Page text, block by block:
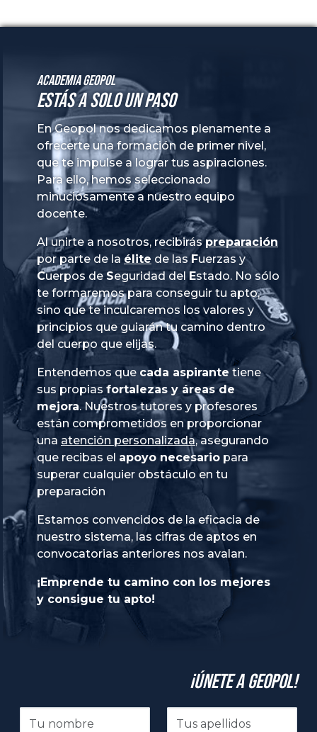
Academia GeoPol
Estás a solo un paso
En Geopol nos dedicamos plenamente a
ofrecerte una formación de primer nivel,
que te impulse a lograr tus aspiraciones.
Para ello, hemos seleccionado
minuciosamente a nuestro equipo
docente.
Al unirte a nosotros, recibiráspreparación
por parte de la élite de las Fuerzas y
Cuerpos de Seguridad del Estado. No sólo
te formaremos para conseguir tu apto,
sino que te inculcaremos los valores y
principios que guiarán tu camino dentro
del cuerpo que elijas.
Entendemos que cada aspirante tiene
sus propias fortalezas y áreas de
mejora. Nuestros tutores y profesores
están comprometidos en proporcionar
una atención personalizada, asegurando
que recibas el apoyo necesario para
superar cualquier obstáculo en tu
preparación
Estamos convencidos de la eficacia de
nuestro sistema, las cifras de aptos en
convocatorias anteriores nos avalan.
¡Emprende tu camino con los mejores
y consigue tu apto!
¡Únete a GeoPol!